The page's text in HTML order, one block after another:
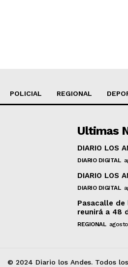
POLICIAL REGIONAL
Ultimas
DIARIO LOS
DIARIO DIGITAL
DIARIO LOS
DIARIO DIGITAL
Pasacalle de
reunirá a 48
REGIONAL
© 2024 Diario los Andes. Todos